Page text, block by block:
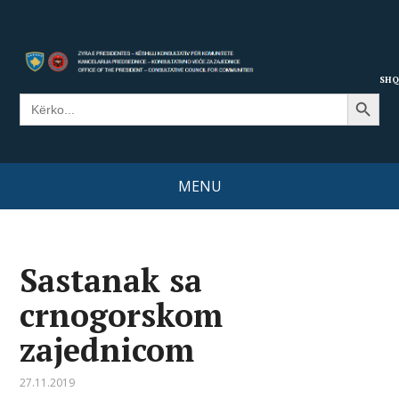
Search
for:
Search Button
MENU
Sastanak sa
crnogorskom
zajednicom
27.11.2019